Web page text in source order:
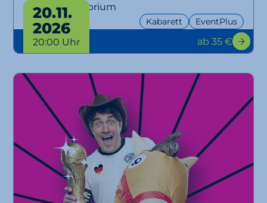
Projekt Equilibrium
Kabarett EventPlus
20.11.
2026
20:00 Uhr ab 35 €